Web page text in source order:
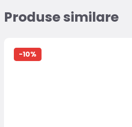
Produse similare
-10%